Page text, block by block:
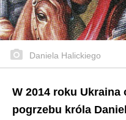
Daniela Halickiego
W 2014 roku Ukraina
pogrzebu króla